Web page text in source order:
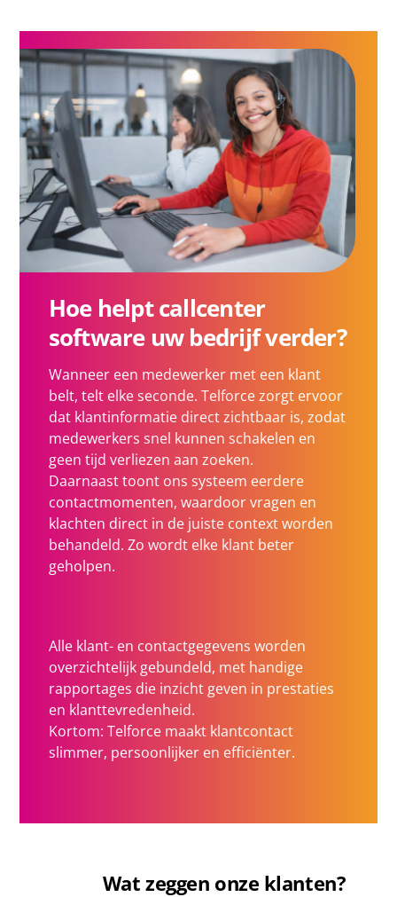
Hoe helpt callcenter
software uw bedrijf verder?
Wanneer een medewerker met een klant
belt, telt elke seconde. Telforce zorgt ervoor
dat klantinformatie direct zichtbaar is, zodat
medewerkers snel kunnen schakelen en
geen tijd verliezen aan zoeken.
Daarnaast toont ons systeem eerdere
contactmomenten, waardoor vragen en
klachten direct in de juiste context worden
behandeld. Zo wordt elke klant beter
geholpen.
Alle klant- en contactgegevens worden
overzichtelijk gebundeld, met handige
rapportages die inzicht geven in prestaties
en klanttevredenheid.
Kortom: Telforce maakt klantcontact
slimmer, persoonlijker en efficiënter.
Wat zeggen onze klanten?